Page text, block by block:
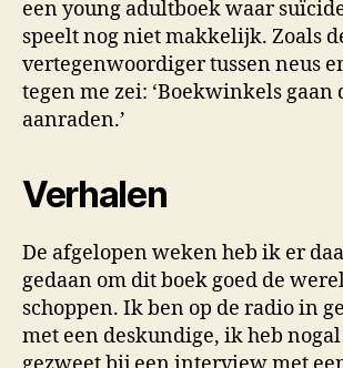
een young adultboek waar
speelt nog niet makkelijk. Zoals
vertegenwoordiger tussen neus
tegen me zei: ‘Boekwinkels
aanraden.’
Verhalen
De afgelopen weken heb ik er
gedaan om dit boek goed de
schoppen. Ik ben op de radio in
met een deskundige, ik heb